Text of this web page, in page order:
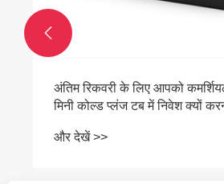
चीन के प्रीमियम आइस बाथ चिलर
थेरेपी ने आईएसपीए सम्मेलन और
और देखें >>
